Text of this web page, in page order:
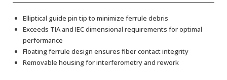
Elliptical guide pin tip to minimize ferrule debris
Exceeds TIA and IEC dimensional requirements for optimal
performance
Floating ferrule design ensures fiber contact integrity
Removable housing for interferometry and rework